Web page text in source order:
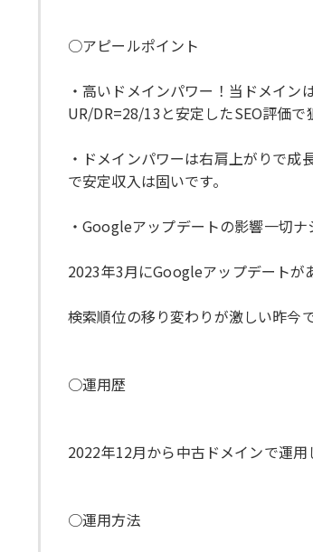
○アピールポイント
・高いドメインパワー！当ドメイン
UR/DR=28/13と安定したSEO評価で
・ドメインパワーは右肩上がりで
で安定収入は固いです。
・Googleアップデートの影響一切ナ
2023年3月にGoogleアップデートが
検索順位の移り変わりが激しい昨今
○運用歴
2022年12月から中古ドメインで運用
○運用方法